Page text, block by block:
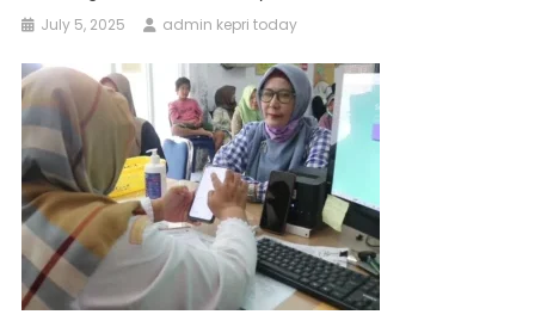
July 5, 2025 admin kepri today